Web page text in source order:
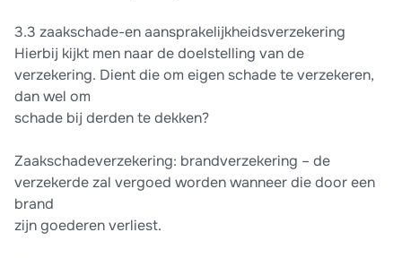
3.3 zaakschade-en aansprakelijkheidsverzekering
Hierbij kijkt men naar de doelstelling van de
verzekering. Dient die om eigen schade te verzekeren,
dan wel om
schade bij derden te dekken?
Zaakschadeverzekering: brandverzekering – de
verzekerde zal vergoed worden wanneer die door een
brand
zijn goederen verliest.